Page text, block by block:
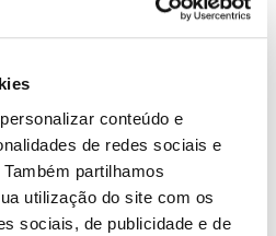
conteúdo e
de redes sociais e
partilhamos
utilização do site com os
sociais, de publicidade e de
TwitterFacebook